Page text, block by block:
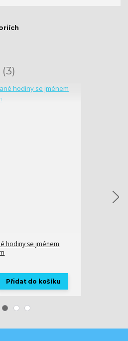
3
hodiny se jménem
Přidat do košíku